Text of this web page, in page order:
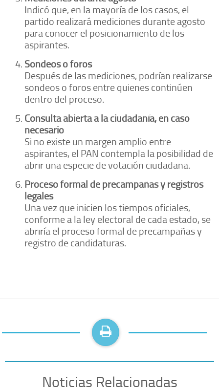
Indicó que, en la mayoría de los casos, el
partido realizará mediciones durante agosto
para conocer el posicionamiento de los
aspirantes.
Sondeos o foros
Después de las mediciones, podrían realizarse
sondeos o foros entre quienes continúen
dentro del proceso.
Consulta abierta a la ciudadanía, en caso
necesario
Si no existe un margen amplio entre
aspirantes, el PAN contempla la posibilidad de
abrir una especie de votación ciudadana.
Proceso formal de precampañas y registros
legales
Una vez que inicien los tiempos oficiales,
conforme a la ley electoral de cada estado, se
abriría el proceso formal de precampañas y
registro de candidaturas.
Noticias Relacionadas